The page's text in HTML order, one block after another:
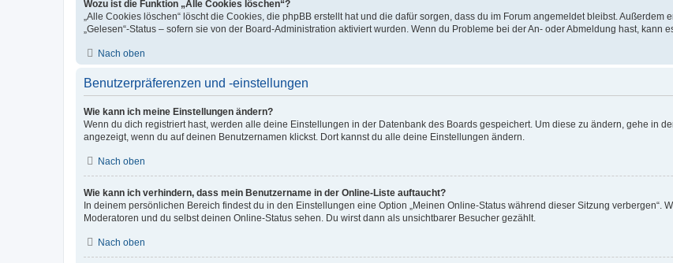
Wozu ist die Funktion „Alle Cookies löschen“?
„Alle Cookies löschen“ löscht die Cookies, die phpBB erstellt hat und die dafür sorgen, dass du im Forum angemeldet bleibst.
„Gelesen“-Status – sofern sie von der Board-Administration aktiviert wurden. Wenn du Probleme bei der An- oder Abmeldung hast, kann
Nach oben
Benutzerpräferenzen und -einstellungen
Wie kann ich meine Einstellungen ändern?
Wenn du dich registriert hast, werden alle deine Einstellungen in der Datenbank des Boards gespeichert. Um diese zu ändern, gehe in
angezeigt, wenn du auf deinen Benutzernamen klickst. Dort kannst du alle deine Einstellungen ändern.
Nach oben
Wie kann ich verhindern, dass mein Benutzername in der Online-Liste auftaucht?
In deinem persönlichen Bereich findest du in den Einstellungen eine Option „Meinen Online-Status während dieser Sitzung verbergen“.
Moderatoren und du selbst deinen Online-Status sehen. Du wirst dann als unsichtbarer Besucher gezählt.
Nach oben